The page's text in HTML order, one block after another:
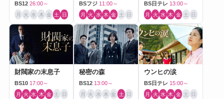
BS12 26:00～
月 火 水 木 金 土 日
BSフジ 11:00～
月 火 水 木 金 土 日
BS日テレ 13:00～
月 火 水 木 金 土 日
財閥家の末息子
BS10 17:00～
月 火 水 木 金 土 日
秘密の森
BS12 13:00～
月 火 水 木 金 土 日
ウンヒの涙
BS日テレ 15:00～
月 火 水 木 金 土 日